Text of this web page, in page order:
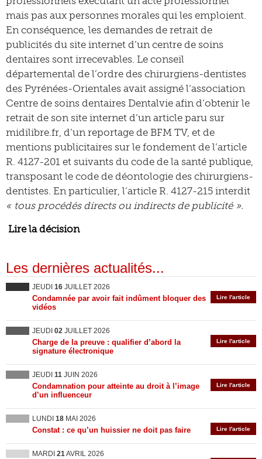
mais pas aux personnes morales qui les emploient.
En conséquence, les demandes de retrait de
publicités du site internet d’un centre de soins
dentaires sont irrecevables. Le conseil
départemental de l’ordre des chirurgiens-dentistes
des Pyrénées-Orientales avait assigné l’association
Centre de soins dentaires Dentalvie afin d’obtenir le
retrait de son site internet d’un article paru sur
midilibre.fr, d’un reportage de BFM TV, et de
mentions publicitaires sur le fondement de l’article
R. 4127-201 et suivants du code de la santé publique,
transposant le code de déontologie des chirurgiens-
dentistes. En particulier, l’article R. 4127-215 interdit
« tous procédés directs ou indirects de publicité ».
Lire la décision
Les dernières actualités...
JEUDI 16 JUILLET 2026
Lire l'article
Condamnée par avoir fait indûment bloquer des
vidéos
JEUDI 02 JUILLET 2026
Lire l'article
Charge de la preuve : qualifier d’abord la
signature électronique
JEUDI 11 JUIN 2026
Lire l'article
Condamnation pour atteinte au droit à l’image
d’un influenceur
LUNDI 18 MAI 2026
Lire l'article
Constat : ce qu’un huissier ne doit pas faire
MARDI 21AVRIL 2026